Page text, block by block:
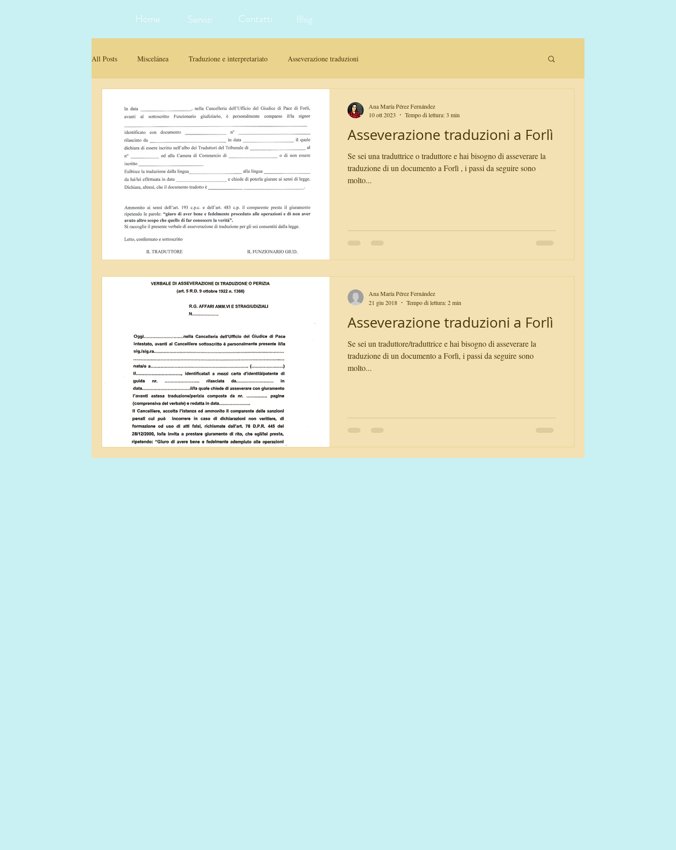
Home Servizi Contatti Blog
All Posts Miscelánea Traduzione e interpretariato Asseverazione traduzioni
Asseverazione traduzioni a Forlì
Se sei una traduttrice o traduttore e hai bisogno di asseverare la
traduzione di un documento a Forlì , i passi da seguire sono
molto...
Ana María Pérez Fernández
10 ott 2023
Tempo di lettura: 3 min
Asseverazione traduzioni a Forlì
Se sei un traduttore/traduttrice e hai bisogno di asseverare la
traduzione di un documento a Forlì, i passi da seguire sono
molto...
Ana María Pérez Fernández
21 giu 2018
Tempo di lettura: 2 min